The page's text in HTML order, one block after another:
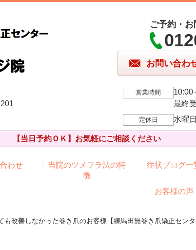
ご予約・
お問い合わ
営業時間
10:00
最終
定休日 水曜
【当日予約ＯＫ】お気軽にご相談ください
わせ
当院のツメフラ法の特
徴
症状ブログ一
お客様の声
も改善しなかった巻き爪のお客様【練馬田無巻き爪矯正セン